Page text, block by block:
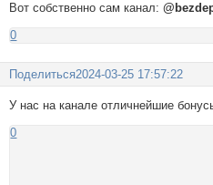
Вот собственно сам канал:
0
Поделиться2024-03-25 17:57:22
У нас на канале отличнейшие
0